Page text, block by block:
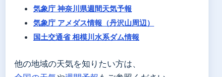
気象庁 神奈川県週間天気予報
気象庁 アメダス情報（丹沢山周辺）
国土交通省 相模川水系ダム情報
他の地域の天気を知りたい方は、